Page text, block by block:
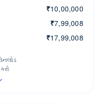
₹10,00,000
₹7,99,008
₹17,99,008
કરો